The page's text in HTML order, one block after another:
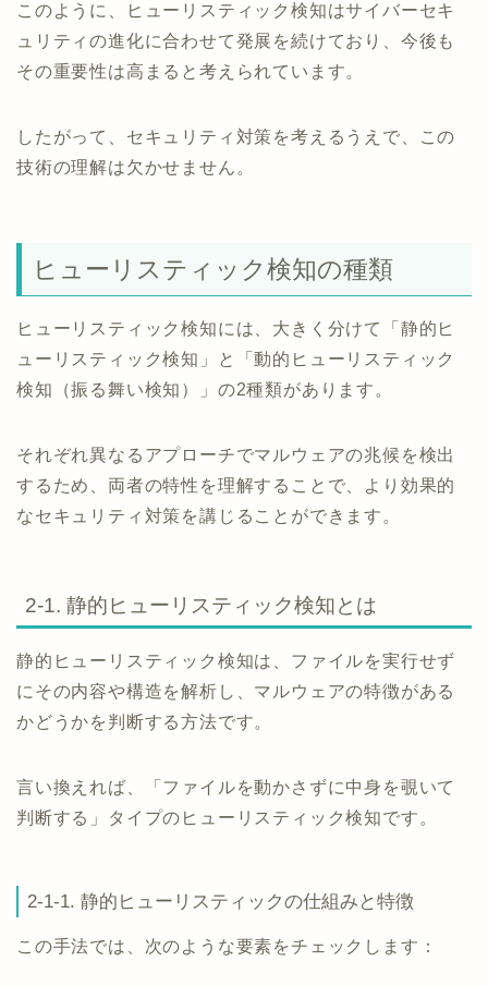
このように、ヒューリスティック検知はサイバーセキ
ュリティの進化に合わせて発展を続けており、今後も
その重要性は高まると考えられています。
したがって、セキュリティ対策を考えるうえで、この
技術の理解は欠かせません。
ヒューリスティック検知の種類
ヒューリスティック検知には、大きく分けて「静的ヒ
ューリスティック検知」と「動的ヒューリスティック
検知（振る舞い検知）」の2種類があります。
それぞれ異なるアプローチでマルウェアの兆候を検出
するため、両者の特性を理解することで、より効果的
なセキュリティ対策を講じることができます。
2-1. 静的ヒューリスティック検知とは
静的ヒューリスティック検知は、ファイルを実行せず
にその内容や構造を解析し、マルウェアの特徴がある
かどうかを判断する方法です。
言い換えれば、「ファイルを動かさずに中身を覗いて
判断する」タイプのヒューリスティック検知です。
2-1-1. 静的ヒューリスティックの仕組みと特徴
この手法では、次のような要素をチェックします：